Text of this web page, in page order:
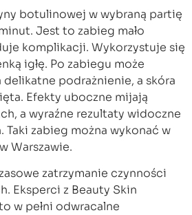
botulinowej w wybraną partię
Jest to zabieg mało
komplikacji. Wykorzystuje się
igłę. Po zabiegu może
podrażnienie, a skóra
Efekty uboczne mijają
a wyraźne rezultaty widoczne
Taki zabieg można wykonać w
Warszawie.
zatrzymanie czynności
Eksperci z Beauty Skin
w pełni odwracalne